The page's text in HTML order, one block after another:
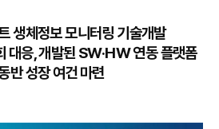
생체정보 모니터링 기술개발
대응, 개발된 SW·HW 연동 플랫폼
반 성장 여건 마련